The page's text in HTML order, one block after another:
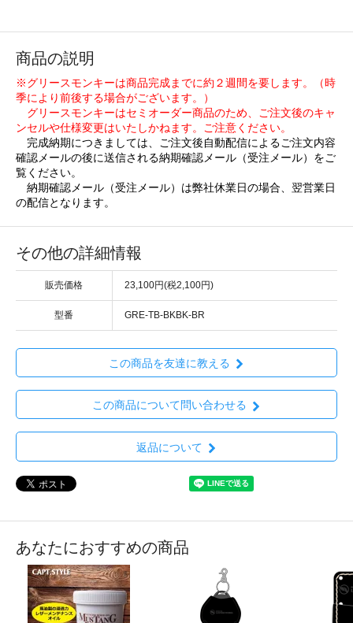
商品の説明
※グリースモンキーは商品完成までに約２週間を要します。（時
季により前後する場合がございます。）
グリースモンキーはセミオーダー商品のため、ご注文後のキャ
ンセルや仕様変更はいたしかねます。ご注意ください。
完成納期につきましては、ご注文後自動配信によるご注文内容
確認メールの後に送信される納期確認メール（受注メール）をご
覧ください。
納期確認メール（受注メール）は弊社休業日の場合、翌営業日
の配信となります。
その他の詳細情報
販売価格 23,100円(税2,100円)
型番 GRE-TB-BKBK-BR
この商品を友達に教える
この商品について問い合わせる
返品について
あなたにおすすめの商品